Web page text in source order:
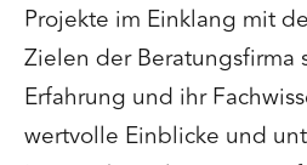
Projekte im Einklang mit
Zielen der Beratungsfirma
Erfahrung und ihr
wertvolle Einblicke und